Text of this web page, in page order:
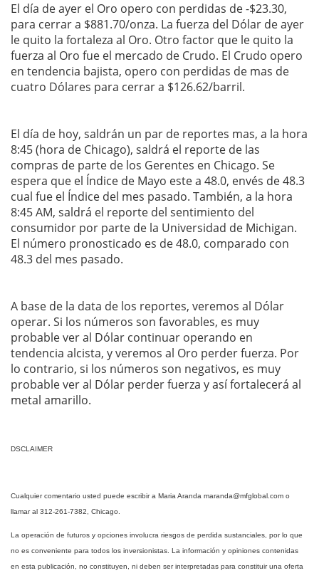
El día de ayer el Oro opero con perdidas de -$23.30,
para cerrar a $881.70/onza. La fuerza del Dólar de ayer
le quito la fortaleza al Oro. Otro factor que le quito la
fuerza al Oro fue el mercado de Crudo. El Crudo opero
en tendencia bajista, opero con perdidas de mas de
cuatro Dólares para cerrar a $126.62/barril.
El día de hoy, saldrán un par de reportes mas, a la hora
8:45 (hora de Chicago), saldrá el reporte de las
compras de parte de los Gerentes en Chicago. Se
espera que el Índice de Mayo este a 48.0, envés de 48.3
cual fue el Índice del mes pasado. También, a la hora
8:45 AM, saldrá el reporte del sentimiento del
consumidor por parte de la Universidad de Michigan.
El número pronosticado es de 48.0, comparado con
48.3 del mes pasado.
A base de la data de los reportes, veremos al Dólar
operar. Si los números son favorables, es muy
probable ver al Dólar continuar operando en
tendencia alcista, y veremos al Oro perder fuerza. Por
lo contrario, si los números son negativos, es muy
probable ver al Dólar perder fuerza y así fortalecerá al
metal amarillo.
DSCLAIMER
Cualquier comentario usted puede escribir a Maria Aranda maranda@mfglobal.com o
llamar al 312-261-7382, Chicago.
La operación de futuros y opciones involucra riesgos de perdida sustanciales, por lo que
no es conveniente para todos los inversionistas. La información y opiniones contenidas
en esta publicación, no constituyen, ni deben ser interpretadas para constituir una oferta